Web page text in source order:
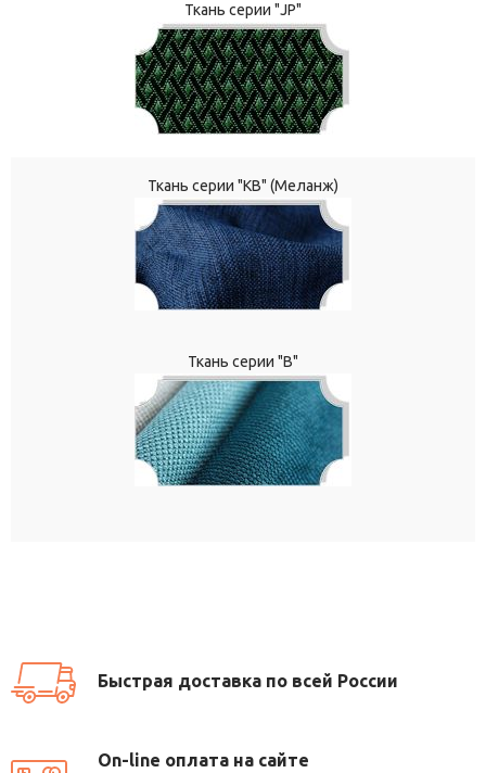
Ткань серии "JP"
Ткань серии "КВ" (Меланж)
Ткань серии "В"
Быстрая доставка по всей России
On-line оплата на сайте